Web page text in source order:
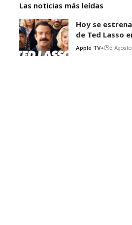
Las noticias más leídas
Hoy se
de Ted Lasso
Apple TV+ 5